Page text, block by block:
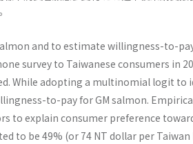
and to estimate willingness-to-
survey to Taiwanese consumers in
While adopting a multinomial logit to
to-pay for GM salmon.
to explain consumer preference
to be 49% (or 74 NT dollar per